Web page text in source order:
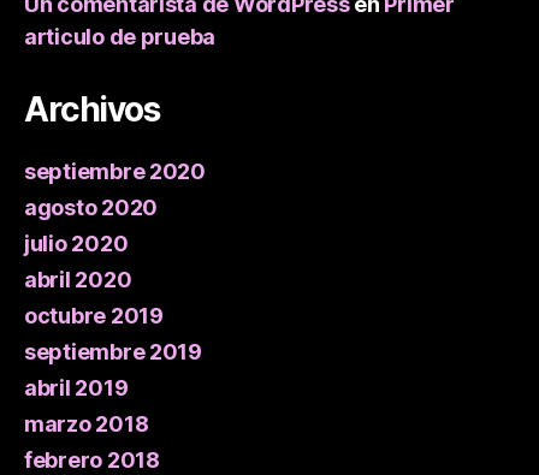
articulo de prueba
Archivos
septiembre 2020
agosto 2020
julio 2020
abril 2020
octubre 2019
septiembre 2019
abril 2019
marzo 2018
febrero 2018